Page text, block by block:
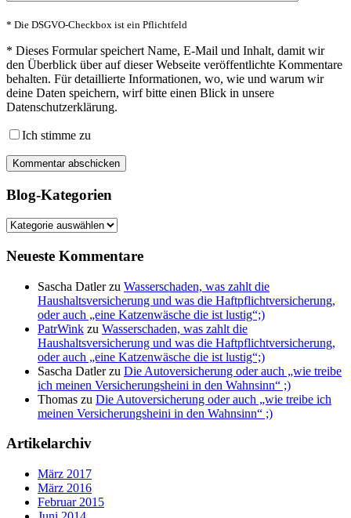
* Die DSGVO-Checkbox ist ein Pflichtfeld
* Dieses Formular speichert Name, E-Mail und Inhalt, damit wir
den Überblick über auf dieser Webseite veröffentlichte Kommentare
behalten. Für detaillierte Informationen, wo, wie und warum wir
deine Daten speichern, wirf bitte einen Blick in unsere
Datenschutzerklärung.
Ich stimme zu
Blog-Kategorien
Blog-
Neueste Kommentare
Sascha Datlerzu Wasserschaden, was zahlt die
Haushaltsversicherung und was die Haftpflichtversicherung,
oder auch „eine Katzenwäsche die ist lustig“;)
PatrWink zu Wasserschaden, was zahlt die
Haushaltsversicherung und was die Haftpflichtversicherung,
oder auch „eine Katzenwäsche die ist lustig“;)
Sascha Datlerzu Die Autoversicherung oder auch „wie treibe
ich meinen Versicherungsheini in den Wahnsinn“ ;)
Thomas zu Die Autoversicherung oder auch „wie treibe ich
meinen Versicherungsheini in den Wahnsinn“ ;)
Artikelarchiv
März 2017
März 2016
Februar 2015